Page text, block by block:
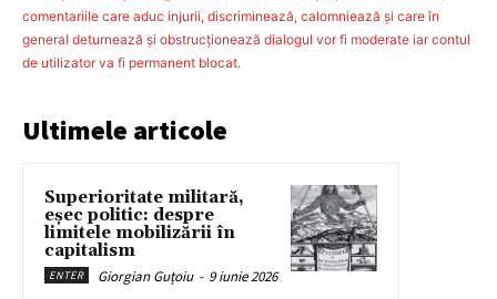
comentariile care aduc injurii, discriminează, calomniează şi care în
general deturnează şi obstrucţionează dialogul vor fi moderate iar contul
de utilizator va fi permanent blocat.
Ultimele articole
Superioritate militară,
eșec politic: despre
limitele mobilizării în
capitalism
ENTER Giorgian Guțoiu - 9 iunie 2026